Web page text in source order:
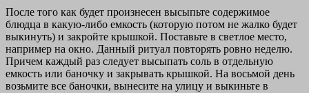
После того как будет произнесен высыпьте содержимое
блюдца в какую-либо емкость (которую потом не жалко будет
выкинуть) и закройте крышкой. Поставьте в светлое место,
например на окно. Данный ритуал повторять ровно неделю.
Причем каждый раз следует высыпать соль в отдельную
емкость или баночку и закрывать крышкой. На восьмой день
возьмите все баночки, вынесите на улицу и выкиньте в